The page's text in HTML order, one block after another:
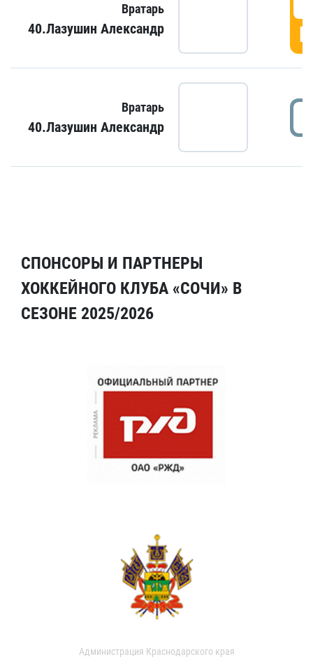
Вратарь
40.Лазушин Александр
Вратарь
40.Лазушин Александр
СПОНСОРЫ И ПАРТНЕРЫ
ХОККЕЙНОГО КЛУБА «СОЧИ» В
СЕЗОНЕ 2025/2026
Администрация Краснодарского края